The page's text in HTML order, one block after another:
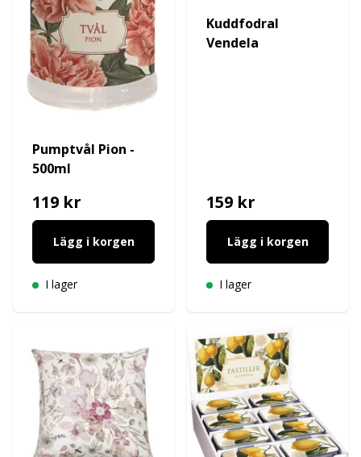
Pumptvål Pion -
500ml
119 kr
Lägg i korgen
I lager
Kuddfodral
Vendela
159 kr
Lägg i korgen
I lager